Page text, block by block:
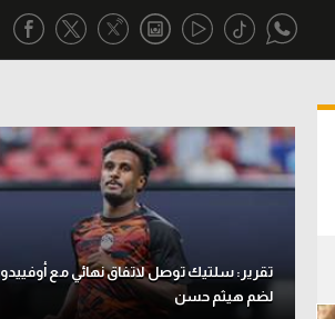
أقسام خاصة
Gamers
ميركاتو
تحقيق في الجول
تقرير في الجول
تقرير: سلتيك توصل لاتفاق نهائي مع أوفييدو
لضم هيثم حسن